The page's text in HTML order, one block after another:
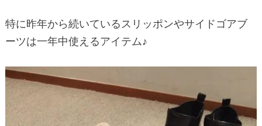
特に昨年から続いているスリッポンやサイドゴアブ
ーツは一年中使えるアイテム♪